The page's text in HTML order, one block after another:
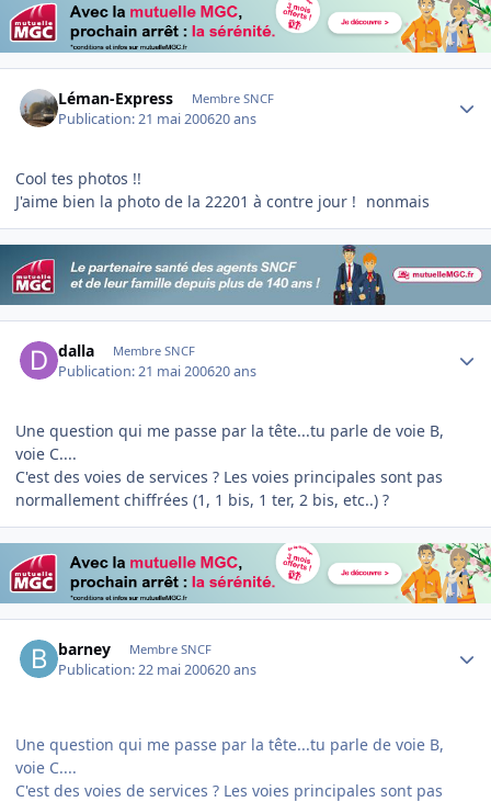
Léman-Express Membre SNCF
Publication:21 mai 200620 ans
Cool tes photos !!
J'aime bien la photo de la 22201 à contre jour ! nonmais
dalla Membre SNCF
Publication:21 mai 200620 ans
Une question qui me passe par la tête...tu parle de voie B,
voie C....
C'est des voies de services ? Les voies principales sont pas
normallement chiffrées (1, 1 bis, 1 ter, 2 bis, etc..) ?
barney Membre SNCF
Publication:22 mai 200620 ans
Une question qui me passe par la tête...tu parle de voie B,
voie C....
C'est des voies de services ? Les voies principales sont pas